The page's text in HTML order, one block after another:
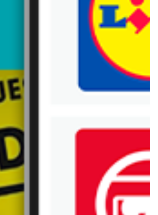
na nieaktualną gazetkę
aktualne gazetki Blix!
aktualna
taniaksiazka.pl
Wyprawka szkolna w super cenach!